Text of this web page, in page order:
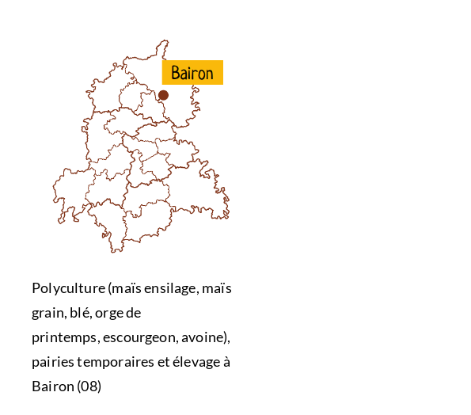
Polyculture (maïs ensilage, maïs
grain, blé, orge de
printemps, escourgeon, avoine),
pairies temporaires et élevage à
Bairon (08)